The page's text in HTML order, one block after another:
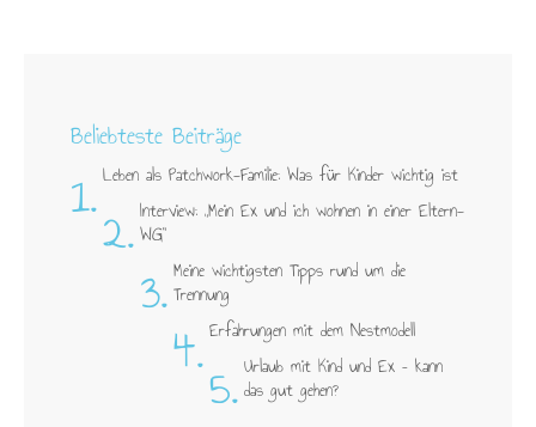
Beliebteste Beiträge
1. Leben als Patchwork-Familie: Was für Kinder wichtig ist
2. Interview: „Mein Ex und ich wohnen in einer Eltern-
WG"
3. Meine wichtigsten Tipps rund um die
Trennung
4. Erfahrungen mit dem Nestmodell
5. Urlaub mit Kind und Ex – kann
das gut gehen?